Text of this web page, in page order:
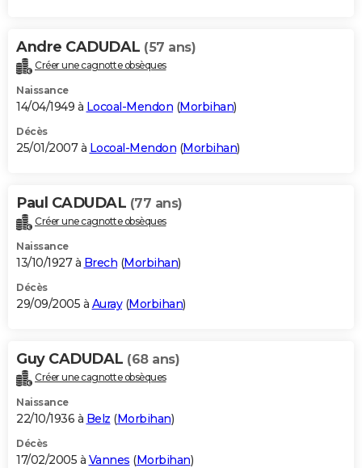
Andre CADUDAL (57 ans)
Créer une cagnotte obsèques
Naissance
14/04/1949 à Locoal-Mendon (Morbihan)
Décès
25/01/2007 à Locoal-Mendon (Morbihan)
Paul CADUDAL (77 ans)
Créer une cagnotte obsèques
Naissance
13/10/1927 à Brech (Morbihan)
Décès
29/09/2005 à Auray(Morbihan)
Guy CADUDAL (68 ans)
Créer une cagnotte obsèques
Naissance
22/10/1936 à Belz (Morbihan)
Décès
17/02/2005 à Vannes (Morbihan)